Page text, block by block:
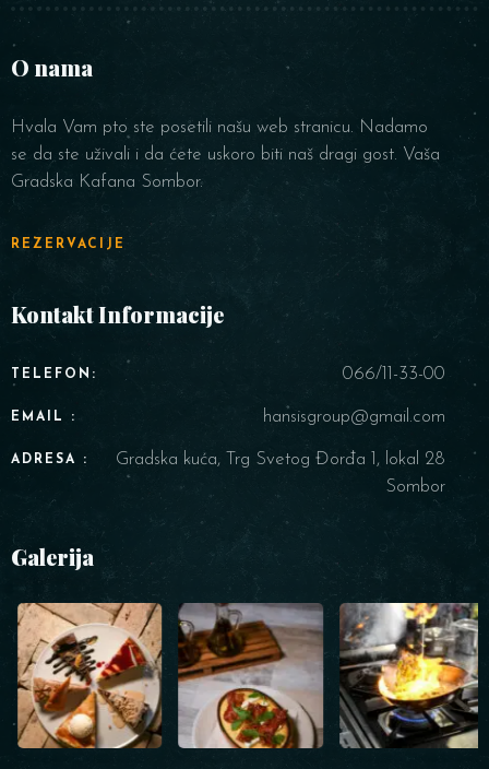
O nama
Hvala Vam pto ste posetili našu web stranicu. Nadamo
se da ste uživali i da ćete uskoro biti naš dragi gost. Vaša
Gradska Kafana Sombor.
REZERVACIJE
Kontakt Informacije
TELEFON: 066/11-33-00
EMAIL : hansisgroup@gmail.com
ADRESA :
Gradska kuća, Trg Svetog Đorđa 1, lokal 28
Sombor
Galerija